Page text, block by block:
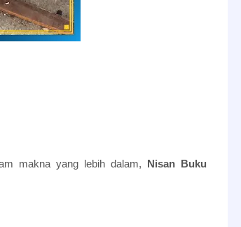
makna yang lebih dalam, Nisan Buku